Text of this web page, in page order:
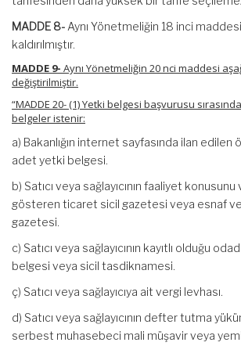
MADDE 8- Aynı Yönetmeliğin 18 inci
kaldırılmıştır.
MADDE 9- Aynı Yönetmeliğin 20 nci maddesi
değiştirilmiştir.
“MADDE 20- (1) Yetki belgesi başvurusu
belgeler istenir:
a) Bakanlığın internet sayfasında ilan edilen
adet yetki belgesi.
b) Satıcı veya sağlayıcının faaliyet
gösteren ticaret sicil gazetesi veya esnaf
gazetesi.
c) Satıcı veya sağlayıcının kayıtlı olduğu
belgesi veya sicil tasdiknamesi.
ç) Satıcı veya sağlayıcıya ait vergi levhası.
d) Satıcı veya sağlayıcının defter tutma
serbest muhasebeci mali müşavir veya